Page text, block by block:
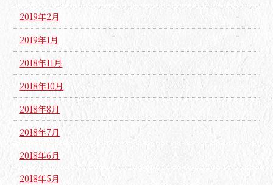
2019年2月
2019年1月
2018年11月
2018年10月
2018年8月
2018年7月
2018年6月
2018年5月